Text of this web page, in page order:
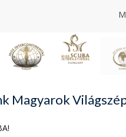
Magyarok